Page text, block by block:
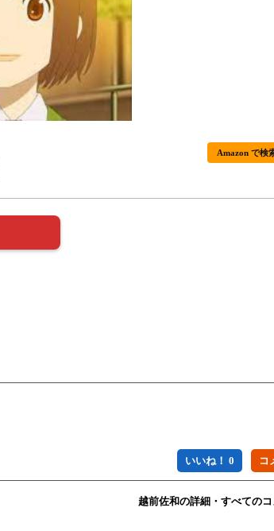
Amazon で検
いいね！ 0
越前佐和の詳細・すべての